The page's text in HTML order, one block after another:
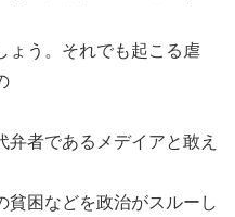
ょう。それでも起こる虐
者であるメデイアと敢え
貧困などを政治がスルーし